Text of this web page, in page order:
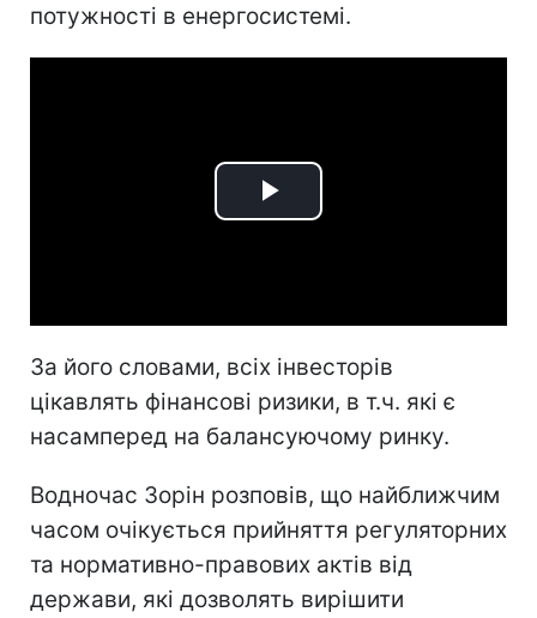
потужності в енергосистемі.
Play
За його словами, всіх інвесторів
цікавлять фінансові ризики, в т.ч. які є
насамперед на балансуючому ринку.
Водночас Зорін розповів, що найближчим
часом очікується прийняття регуляторних
та нормативно-правових актів від
держави, які дозволять вирішити